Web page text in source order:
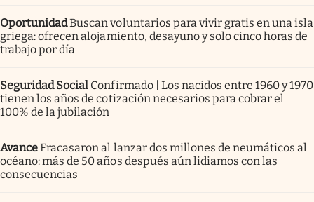
OportunidadBuscan voluntarios para vivir gratis en una isla
griega: ofrecen alojamiento, desayuno y solo cinco horas de
trabajo por día
Seguridad Social Confirmado | Los nacidos entre 1960 y 1970
tienen los años de cotización necesarios para cobrar el
100% de la jubilación
AvanceFracasaron al lanzar dos millones de neumáticos al
océano: más de 50 años después aún lidiamos con las
consecuencias